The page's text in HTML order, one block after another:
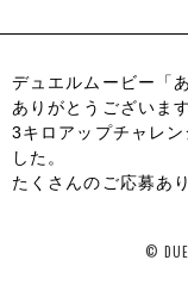
デュエルムービー「
ありがとうございます
3キロアップチャレ
した。
たくさんのご応募あ
©